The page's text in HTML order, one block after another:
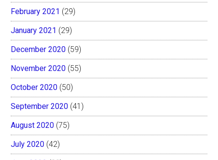
February 2021 (29)
January 2021 (29)
December 2020 (59)
November 2020 (55)
October 2020 (50)
September 2020 (41)
August 2020 (75)
July 2020 (42)